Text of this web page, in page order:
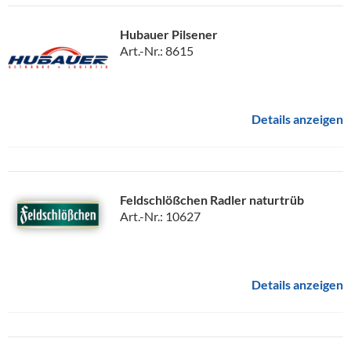
Hubauer Pilsener
Art.-Nr.: 8615
Details anzeigen
Feldschlößchen Radler naturtrüb
Art.-Nr.: 10627
Details anzeigen